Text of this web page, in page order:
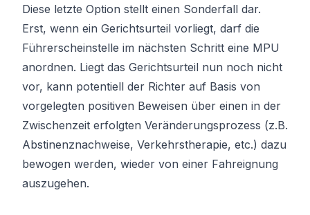
Diese letzte Option stellt einen Sonderfall dar.
Erst, wenn ein Gerichtsurteil vorliegt, darf die
Führerscheinstelle im nächsten Schritt eine MPU
anordnen. Liegt das Gerichtsurteil nun noch nicht
vor, kann potentiell der Richter auf Basis von
vorgelegten positiven Beweisen über einen in der
Zwischenzeit erfolgten Veränderungsprozess (z.B.
Abstinenznachweise, Verkehrstherapie, etc.) dazu
bewogen werden, wieder von einer Fahreignung
auszugehen.